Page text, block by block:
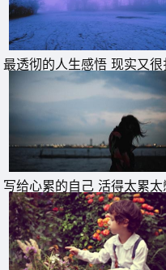
娘，嫁给你，依然是我最
14、高兴之时，欣喜之时
童嬉戏一般，忘却地生存
15、某人坐朋友的高级轿
真皮，又软又滑，多好的
你摸的是我的大腿!
最透彻的人生感悟 现实又很
心的句子
写给心累的自己 活得太累太
屈的说说